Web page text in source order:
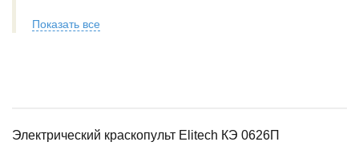
Показать все
Электрический краскопульт Elitech КЭ 0626П